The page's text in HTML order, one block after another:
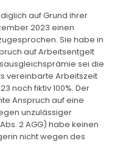
auf Grund ihrer
2023 einen
Sie habe in
auf Arbeitsentgelt
sei die
vereinbarte Arbeitszeit
noch fiktiv 100%. Der
Anspruch auf eine
unzulässiger
2 AGG) habe keinen
nicht wegen des